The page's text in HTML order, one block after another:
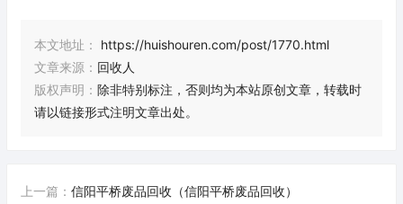
本文地址：
https://huishouren.com/post/1770.html
文章来源： 回收人
版权声明： 除非特别标注，否则均为本站原创文章，转载时
请以链接形式注明文章出处。
上一篇： 信阳平桥废品回收（信阳平桥废品回收）